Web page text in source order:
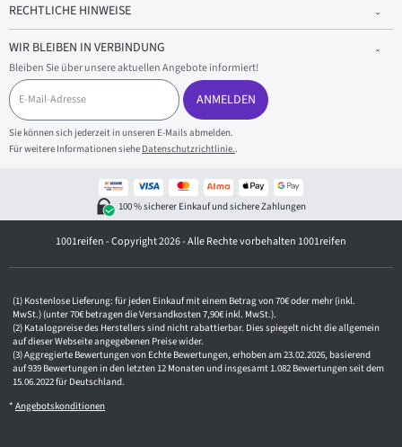
RECHTLICHE HINWEISE
WIR BLEIBEN IN VERBINDUNG
Bleiben Sie über unsere aktuellen Angebote informiert!
E
-
M
a
i
l
e
ANMELDEN
Sie können sich jederzeit in unseren E-Mails abmelden.
Für weitere Informationen siehe Datenschutzrichtlinie..
100 % sicherer Einkauf und sichere Zahlungen
1001reifen - Copyright 2026 - Alle Rechte vorbehalten 1001reifen
Kostenlose Lieferung: für jeden Einkauf mit einem Betrag von 70€ oder mehr (inkl.
MwSt.) (unter 70€ betragen die Versandkosten 7,90€ inkl. MwSt.).
Katalogpreise des Herstellers sind nicht rabattierbar. Dies spiegelt nicht die allgemein
auf dieser Webseite angegebenen Preise wider.
Aggregierte Bewertungen von Echte Bewertungen, erhoben am 23.02.2026, basierend
auf 939 Bewertungen in den letzten 12 Monaten und insgesamt 1.082 Bewertungen seit dem
15.06.2022 für Deutschland.
* Angebotskonditionen